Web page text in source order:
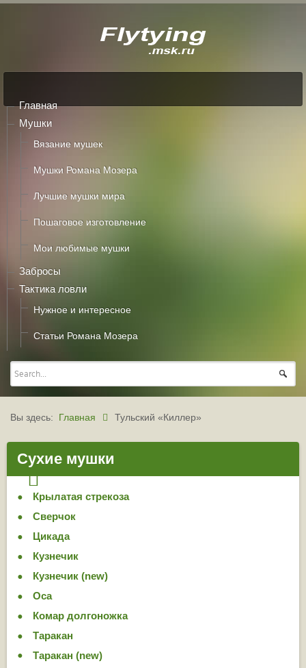
Главная
Мушки
Вязание мушек
Мушки Романа Мозера
Лучшие мушки мира
Пошаговое изготовление
Мои любимые мушки
Забросы
Тактика ловли
Нужное и интересное
Статьи Романа Мозера
Вы здесь: Главная Тульский «Киллер»
Сухие мушки
Крылатая стрекоза
Сверчок
Цикада
Кузнечик
Кузнечик (new)
Оса
Комар долгоножка
Таракан
Таракан (new)